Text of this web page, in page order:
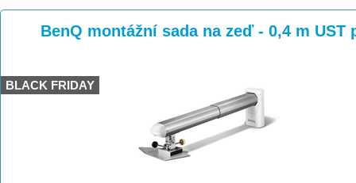
>>>
BenQ montážní sada na zeď - 0,4 m UST
BLACK FRIDAY